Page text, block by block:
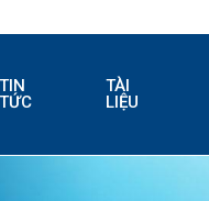
TIN
TỨC
TÀI
LIỆU